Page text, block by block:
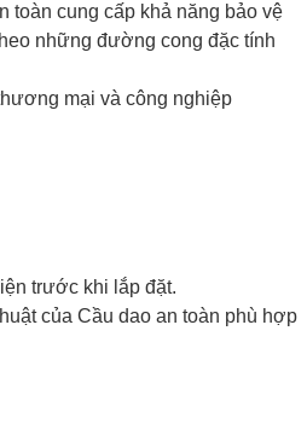
toàn cung cấp khả năng bảo vệ
những đường cong đặc tính
mại và công nghiệp
trước khi lắp đặt.
của Cầu dao an toàn phù hợp